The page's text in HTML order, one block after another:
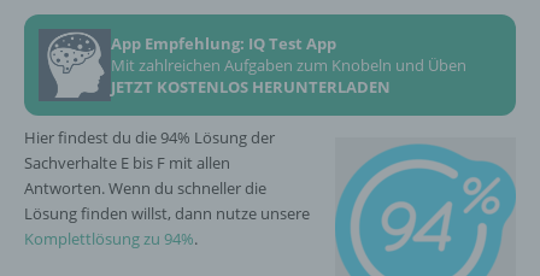
App Empfehlung: IQ Test App
Mit zahlreichen Aufgaben zum Knobeln und Üben
JETZT KOSTENLOS HERUNTERLADEN
Hier findest du die 94% Lösung der
Sachverhalte E bis F mit allen
Antworten. Wenn du schneller die
Lösung finden willst, dann nutze unsere
Komplettlösung zu 94%.